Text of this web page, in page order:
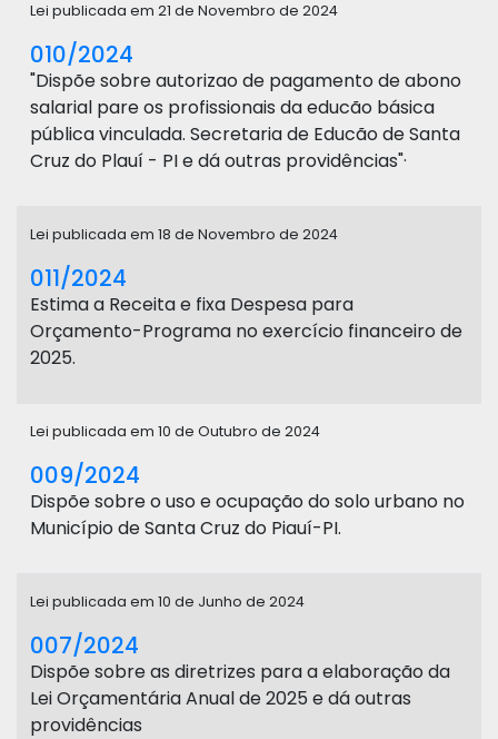
Lei publicada em 21 de Novembro de 2024
010/2024
"Dispõe sobre autorizao de pagamento de abono
salarial pare os profissionais da educão básica
pública vinculada. Secretaria de Educão de Santa
Cruz do Plauí - PI e dá outras providências"·
Lei publicada em 18 de Novembro de 2024
011/2024
Estima a Receita e fixa Despesa para
Orçamento-Programa no exercício financeiro de
2025.
Lei publicada em 10 de Outubro de 2024
009/2024
Dispõe sobre o uso e ocupação do solo urbano no
Município de Santa Cruz do Piauí-PI.
Lei publicada em 10 de Junho de 2024
007/2024
Dispõe sobre as diretrizes para a elaboração da
Lei Orçamentária Anual de 2025 e dá outras
providências